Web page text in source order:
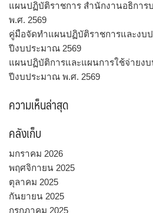
แผนปฏิบัติราชการ สำนักงานอธิการ
พ.ศ. 2569
คู่มือจัดทำแผนปฏิบัติราชการและงบ
ปีงบประมาณ 2569
แผนปฏิบัติการและแผนการใช้จ่ายง
ปีงบประมาณ พ.ศ. 2569
ความเห็นล่าสุด
คลังเก็บ
มกราคม 2026
พฤศจิกายน 2025
ตุลาคม 2025
กันยายน 2025
กรกฎาคม 2025